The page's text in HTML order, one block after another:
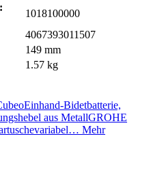
1018100000
4067393011507
149 mm
1.57 kg
Bidetbatterie,
aus MetallGROHE
Mehr